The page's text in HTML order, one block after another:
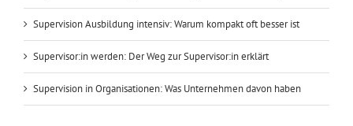
Supervision Ausbildung intensiv: Warum kompakt oft besser ist
Supervisor:in werden: Der Weg zur Supervisor:in erklärt
Supervision in Organisationen: Was Unternehmen davon haben